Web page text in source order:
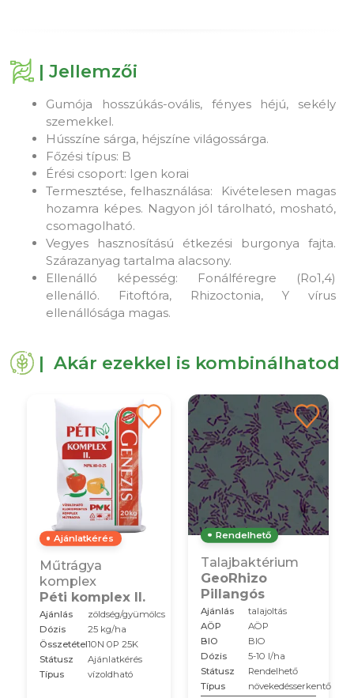
| Jellemzői
Gumója hosszúkás-ovális, fényes héjú, sekély
szemekkel.
Hússzíne sárga, héjszíne világossárga.
Főzési típus: B
Érési csoport: Igen korai
Termesztése, felhasználása: Kivételesen magas
hozamra képes. Nagyon jól tárolható, mosható,
csomagolható.
Vegyes hasznosítású étkezési burgonya fajta.
Szárazanyag tartalma alacsony.
Ellenálló képesség: Fonálféregre (Ro1,4)
ellenálló. Fitoftóra, Rhizoctonia, Y vírus
ellenállósága magas.
| Akár ezekkel is kombinálhatod
Ajánlatkérés
Műtrágya
komplex
Péti komplex II.
Ajánlás
zöldség/gyümölcs
Dózis
25 kg/ha
Összetétel10N 0P 25K
Státusz
Ajánlatkérés
Típus
vízoldható
Rendelhető
Talajbaktérium
GeoRhizo
Pillangós
Ajánlás
talajoltás
AÖP
AÖP
BIO
BIO
Dózis
5-10 l/ha
Státusz
Rendelhető
Típus
növekedésserkentő